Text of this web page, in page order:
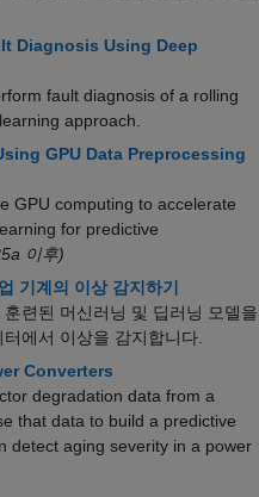
Diagnosis Using Deep
fault diagnosis of a rolling
approach.
GPU Data Preprocessing
GPU computing to accelerate
for predictive
이후)
기계의 이상 감지하기
련된 머신러닝 및 딥러닝 모델을
에서 이상을 감지합니다.
Converters
degradation data from a
that data to build a predictive
detect aging severity in a power